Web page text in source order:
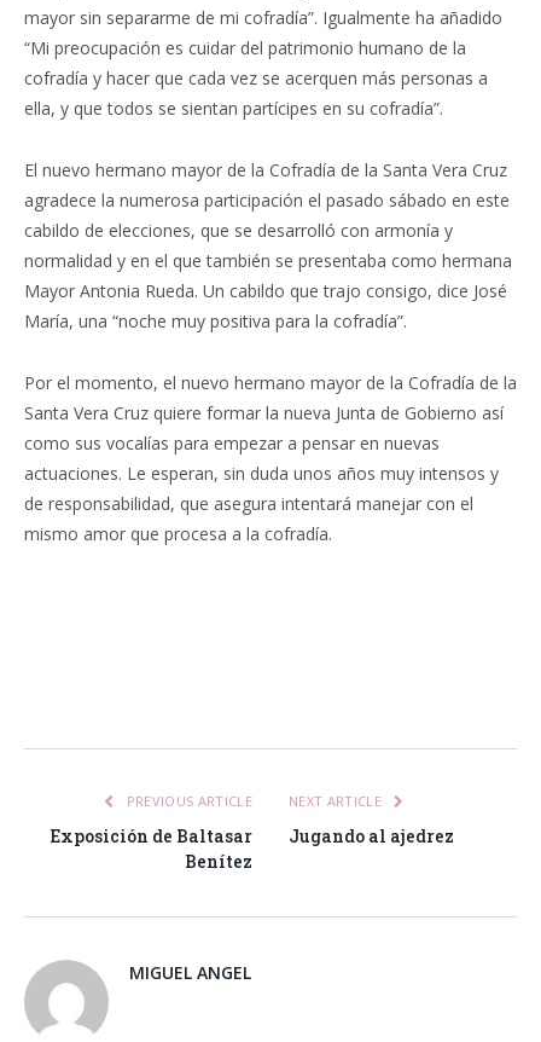
mayor sin separarme de mi cofradía”. Igualmente ha añadido
“Mi preocupación es cuidar del patrimonio humano de la
cofradía y hacer que cada vez se acerquen más personas a
ella, y que todos se sientan partícipes en su cofradía”.
El nuevo hermano mayor de la Cofradía de la Santa Vera Cruz
agradece la numerosa participación el pasado sábado en este
cabildo de elecciones, que se desarrolló con armonía y
normalidad y en el que también se presentaba como hermana
Mayor Antonia Rueda. Un cabildo que trajo consigo, dice José
María, una “noche muy positiva para la cofradía”.
Por el momento, el nuevo hermano mayor de la Cofradía de la
Santa Vera Cruz quiere formar la nueva Junta de Gobierno así
como sus vocalías para empezar a pensar en nuevas
actuaciones. Le esperan, sin duda unos años muy intensos y
de responsabilidad, que asegura intentará manejar con el
mismo amor que procesa a la cofradía.
PREVIOUS ARTICLE
Exposición de Baltasar
Benítez
NEXT ARTICLE
Jugando al ajedrez
MIGUEL ANGEL